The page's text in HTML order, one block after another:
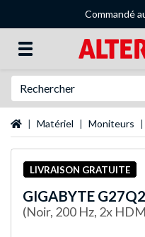
Commandé
Page d'accueil
Matériel Moniteurs
LIVRAISON GRATUITE
GIGABYTE
(Noir, 200 Hz, 2x